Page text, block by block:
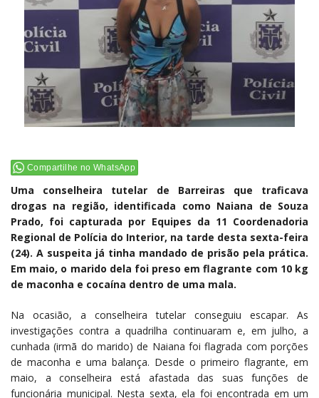
Compartilhe no WhatsApp
Uma conselheira tutelar de Barreiras que traficava
drogas na região, identificada como Naiana de Souza
Prado, foi capturada por Equipes da 11 Coordenadoria
Regional de Polícia do Interior, na tarde desta sexta-feira
(24). A suspeita já tinha mandado de prisão pela prática.
Em maio, o marido dela foi preso em flagrante com 10 kg
de maconha e cocaína dentro de uma mala.
Na ocasião, a conselheira tutelar conseguiu escapar. As
investigações contra a quadrilha continuaram e, em julho, a
cunhada (irmã do marido) de Naiana foi flagrada com porções
de maconha e uma balança. Desde o primeiro flagrante, em
maio, a conselheira está afastada das suas funções de
funcionária municipal. Nesta sexta, ela foi encontrada em um